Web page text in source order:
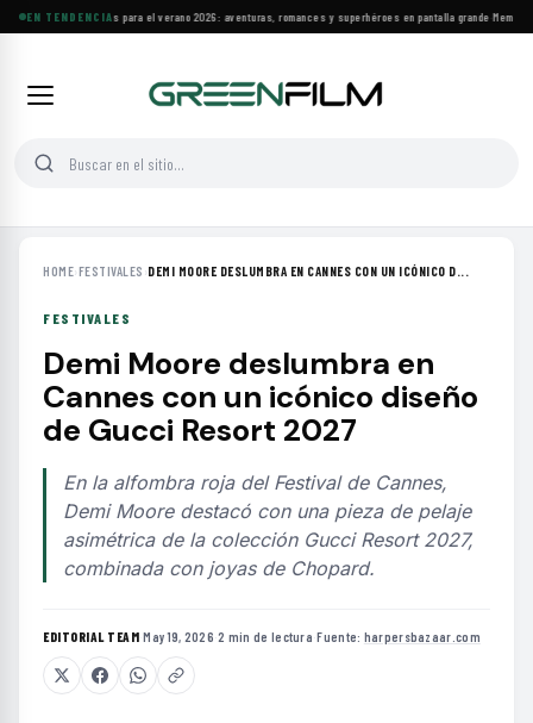
EN TENDENCIA
Estrenos y clásicos para el verano 2026: aventuras, romances y superhéroes en pantalla grande·Memoria
HOME›FESTIVALES ›DEMI MOORE DESLUMBRA EN CANNES CON UN ICÓNICO D...
FESTIVALES
Demi Moore deslumbra en
Cannes con un icónico diseño
de Gucci Resort 2027
En la alfombra roja del Festival de Cannes,
Demi Moore destacó con una pieza de pelaje
asimétrica de la colección Gucci Resort 2027,
combinada con joyas de Chopard.
EDITORIAL TEAM·May 19, 2026·2 min de lectura·Fuente: harpersbazaar.com